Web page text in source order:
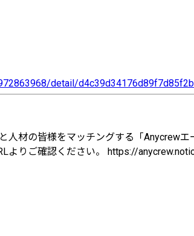
detail/
材の皆様をマッチングする「Anycrew
よりご確認ください。 https://